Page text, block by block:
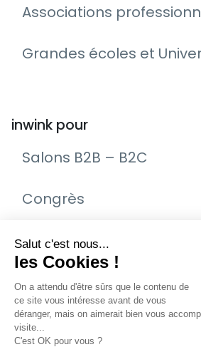
Associations
Grandes écoles et
inwink pour
Salons B2B – B2C
Congrès
Remise de prix – Awards
Journée Portes